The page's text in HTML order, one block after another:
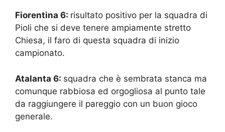
Fiorentina 6: risultato positivo per la squadra di
Pioli che si deve tenere ampiamente stretto
Chiesa, il faro di questa squadra di inizio
campionato.
Atalanta 6: squadra che è sembrata stanca ma
comunque rabbiosa ed orgogliosa al punto tale
da raggiungere il pareggio con un buon gioco
generale.